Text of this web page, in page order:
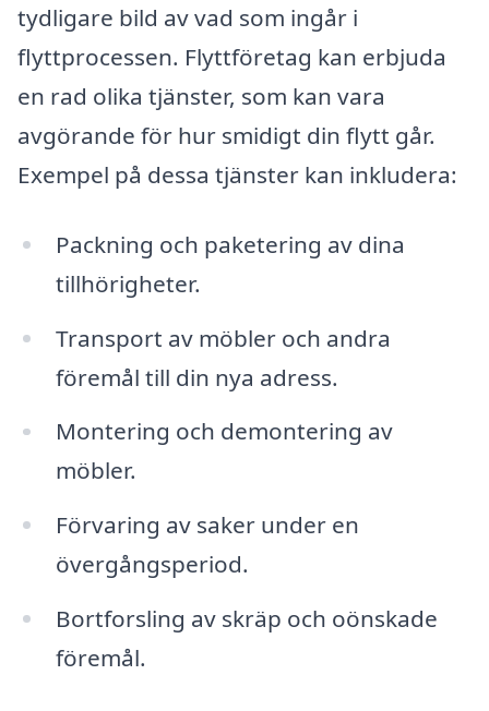
tydligare bild av vad som ingår i
flyttprocessen. Flyttföretag kan erbjuda
en rad olika tjänster, som kan vara
avgörande för hur smidigt din flytt går.
Exempel på dessa tjänster kan inkludera:
Packning och paketering av dina
tillhörigheter.
Transport av möbler och andra
föremål till din nya adress.
Montering och demontering av
möbler.
Förvaring av saker under en
övergångsperiod.
Bortforsling av skräp och oönskade
föremål.